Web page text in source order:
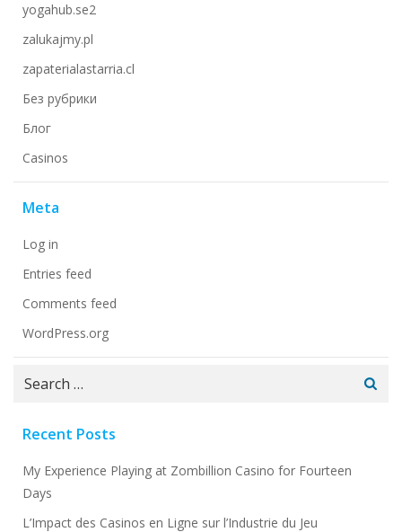
yogahub.se2
zalukajmy.pl
zapaterialastarria.cl
Без рубрики
Блог
Сasinos
Meta
Log in
Entries feed
Comments feed
WordPress.org
Search
Recent Posts
My Experience Playing at Zombillion Casino for Fourteen
Days
L’Impact des Casinos en Ligne sur l’Industrie du Jeu